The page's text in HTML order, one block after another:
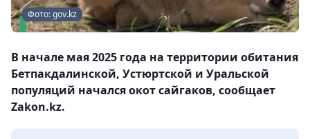
Фото: gov.kz
В начале мая 2025 года на территории обитания
Бетпакдалинской, Устюртской и Уральской
популяций начался окот сайгаков, сообщает
Zakon.kz.